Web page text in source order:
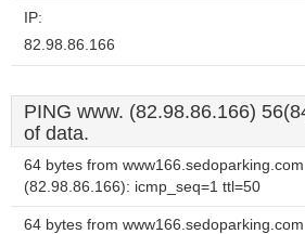
IP:
82.98.86.166
PING www. (82.98.86.166)
of data.
64 bytes from www166.sedoparking.com
(82.98.86.166): icmp_seq=1 ttl=50
64 bytes from www166.sedoparking.com